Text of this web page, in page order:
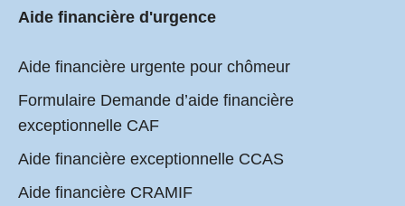
Aide financière d'urgence
Aide financière urgente pour chômeur
Formulaire Demande d’aide financière
exceptionnelle CAF
Aide financière exceptionnelle CCAS
Aide financière CRAMIF